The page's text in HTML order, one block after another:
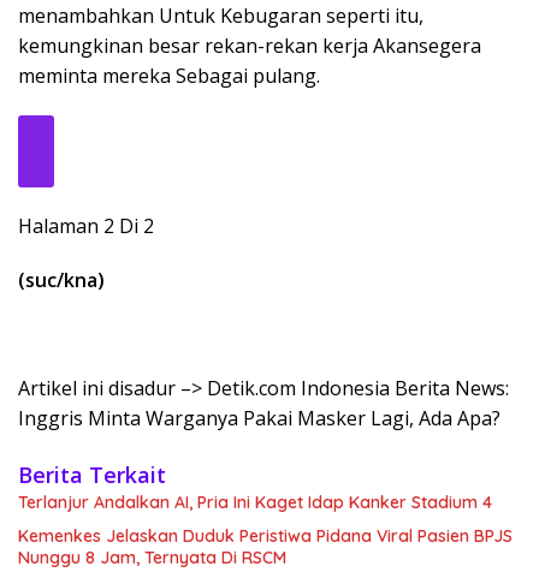
menambahkan Untuk Kebugaran seperti itu,
kemungkinan besar rekan-rekan kerja Akansegera
meminta mereka Sebagai pulang.
Halaman 2 Di 2
(suc/kna)
Artikel ini disadur –> Detik.com Indonesia Berita News:
Inggris Minta Warganya Pakai Masker Lagi, Ada Apa?
Berita Terkait
Terlanjur Andalkan AI, Pria Ini Kaget Idap Kanker Stadium 4
Kemenkes Jelaskan Duduk Peristiwa Pidana Viral Pasien BPJS
Nunggu 8 Jam, Ternyata Di RSCM